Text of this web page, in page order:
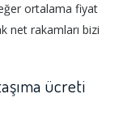
ortalama fiyat
net rakamları bizi
ücreti